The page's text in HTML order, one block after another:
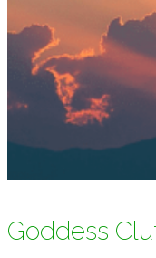
Goddess